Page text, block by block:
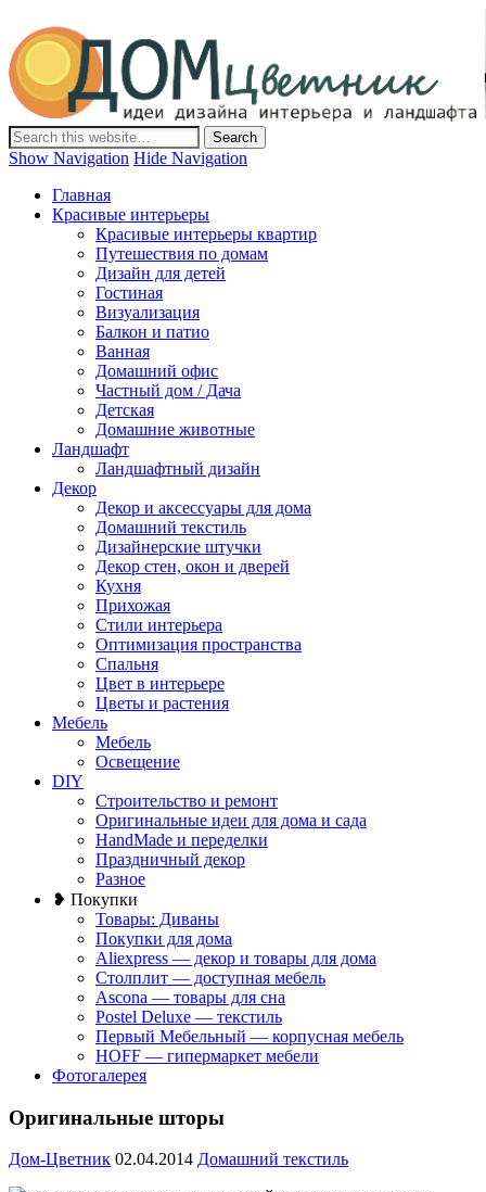
Дом-Цветник
Дизайн интерьера и ландшафта, декор и обустройство дома.
Идеи со всего мира.
Show Navigation Hide Navigation
Главная
Красивые интерьеры
Красивые интерьеры квартир
Путешествия по домам
Дизайн для детей
Гостиная
Визуализация
Балкон и патио
Ванная
Домашний офис
Частный дом / Дача
Детская
Домашние животные
Ландшафт
Ландшафтный дизайн
Декор
Декор и аксессуары для дома
Домашний текстиль
Дизайнерские штучки
Декор стен, окон и дверей
Кухня
Прихожая
Стили интерьера
Оптимизация пространства
Спальня
Цвет в интерьере
Цветы и растения
Мебель
Мебель
Освещение
DIY
Строительство и ремонт
Оригинальные идеи для дома и сада
HandMade и переделки
Праздничный декор
Разное
❥ Покупки
Товары: Диваны
Покупки для дома
Aliexpress — декор и товары для дома
Столплит — доступная мебель
Ascona — товары для сна
Postel Deluxe — текстиль
Первый Мебельный — корпусная мебель
HOFF — гипермаркет мебели
Фотогалерея
Оригинальные шторы
Дом-Цветник 02.04.2014 Домашний текстиль